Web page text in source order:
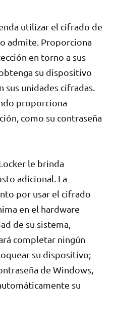
utilizar el cifrado de
admite. Proporciona
en torno a sus
su dispositivo
unidades cifradas.
proporciona
como su contraseña
le brinda
adicional. La
por usar el cifrado
en el hardware
de su sistema,
completar ningún
su dispositivo;
de Windows,
su